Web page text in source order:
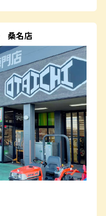
桑名店